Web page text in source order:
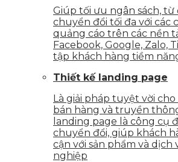
Giúp tối ưu ngân sách,
chuyển đổi tối đa với các
quảng cáo trên các nền
Facebook, Google, Zalo,
tập khách hàng tiềm
Thiết kế landing page
Là giải pháp tuyệt vời
bán hàng và truyền
landing page là công cụ
chuyển đổi, giúp khách
cận với sản phẩm và dịch
nghiệp